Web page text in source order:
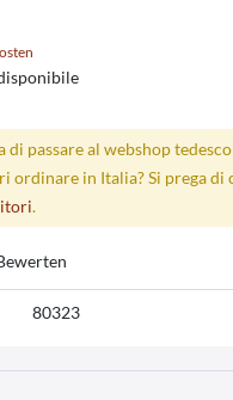
di passare al webshop
ordinare in Italia? Si prega di
.
80323